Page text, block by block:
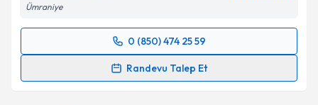
Ümraniye
0 (850) 474 25 59
Randevu Talep Et
Randevu Takvimi Talebi